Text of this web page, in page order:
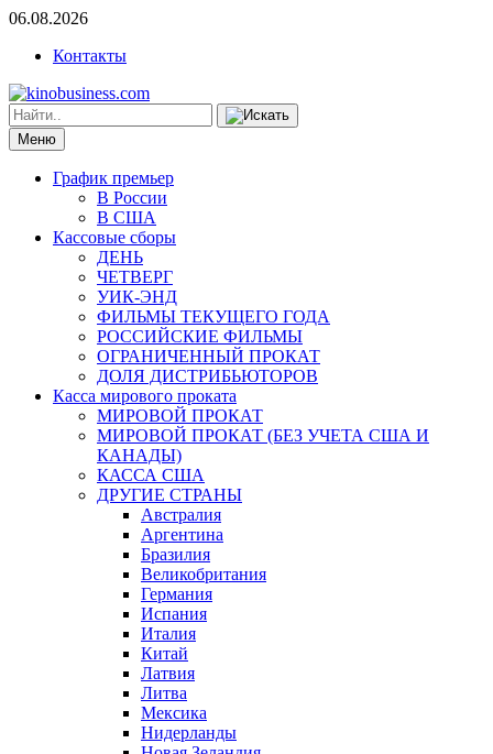
06.08.2026
Контакты
Меню
График премьер
В России
В США
Кассовые сборы
ДЕНЬ
ЧЕТВЕРГ
УИК-ЭНД
ФИЛЬМЫ ТЕКУЩЕГО ГОДА
РОССИЙСКИЕ ФИЛЬМЫ
ОГРАНИЧЕННЫЙ ПРОКАТ
ДОЛЯ ДИСТРИБЬЮТОРОВ
Касса мирового проката
МИРОВОЙ ПРОКАТ
МИРОВОЙ ПРОКАТ (БЕЗ УЧЕТА США И
КАНАДЫ)
КАССА США
ДРУГИЕ СТРАНЫ
Австралия
Аргентина
Бразилия
Великобритания
Германия
Испания
Италия
Китай
Латвия
Литва
Мексика
Нидерланды